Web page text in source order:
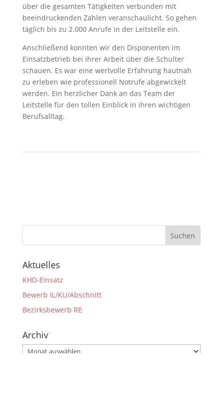
über die gesamten Tätigkeiten verbunden mit
beeindruckenden Zahlen veranschaulicht. So gehen
täglich bis zu 2.000 Anrufe in der Leitstelle ein.
Anschließend konnten wir den Disponenten im
Einsatzbetrieb bei ihrer Arbeit über die Schulter
schauen. Es war eine wertvolle Erfahrung hautnah
zu erleben wie professionell Notrufe abgewickelt
werden. Ein herzlicher Dank an das Team der
Leitstelle für den tollen Einblick in ihren wichtigen
Berufsalltag.
Aktuelles
KHD-Einsatz
Bewerb IL/KU/Abschnitt
Bezirksbewerb RE
Archiv
Archiv